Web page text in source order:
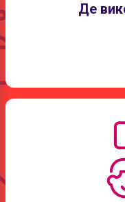
Де